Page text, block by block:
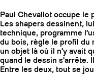
Paul Chevallot occupe le
Les shapers dessinent,
technique, programme
du bois, règle le profil du
un objet là où il n'y avait
quand le dessin s'arrête.
Entre les deux, tout se